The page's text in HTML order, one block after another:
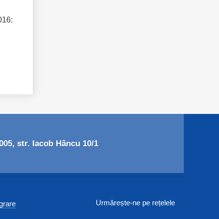
str. Iacob Hâncu 10/1
Urmărește-ne pe rețelele